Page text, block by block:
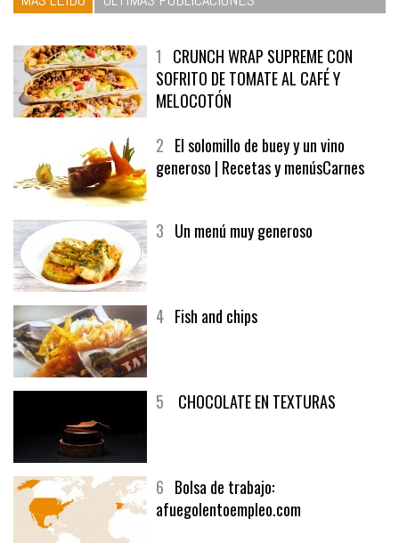
1 CRUNCH WRAP SUPREME CON
SOFRITO DE TOMATE AL CAFÉ Y
MELOCOTÓN
2 El solomillo de buey y un vino
generoso | Recetas y menúsCarnes
3 Un menú muy generoso
4 Fish and chips
5 CHOCOLATE EN TEXTURAS
6 Bolsa de trabajo:
afuegolentoempleo.com